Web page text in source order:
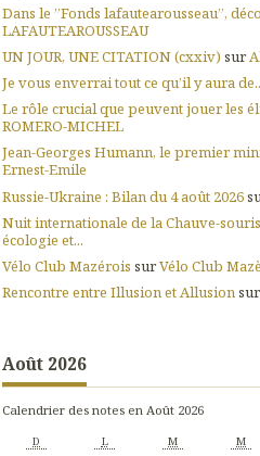
Dans le ”Fonds lafautearousseau”,
LAFAUTEAROUSSEAU
UN JOUR, UNE CITATION (cxxiv) sur
Je vous enverrai tout ce qu’il y aura
Le rôle crucial que peuvent jouer les
ROMERO-MICHEL
Jean-Georges Humann, le premier
Ernest-Emile
Russie-Ukraine : Bilan du 4 août 2026
Nuit internationale de la Chauve-
écologie et...
Vélo Club Mazérois surVélo Club
Rencontre entre Illusion et Allusionsur
Août 2026
Calendrier des notes en Août 2026
D L M M